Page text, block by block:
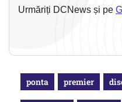
Urmăriți DCNews și pe
ponta premier